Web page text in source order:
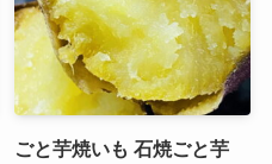
ごと芋焼いも 石焼ごと芋